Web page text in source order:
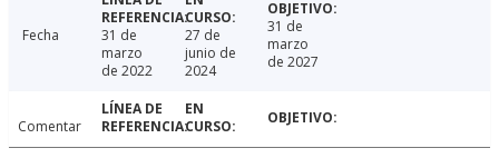
Fecha
31 de
marzo
de 2022
27 de
junio de
2024
31 de
marzo
de 2027
Comentar